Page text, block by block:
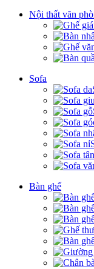
Nội thất văn
Sofa
Bàn ghế